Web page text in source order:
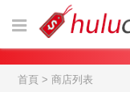
首頁 >商店列表